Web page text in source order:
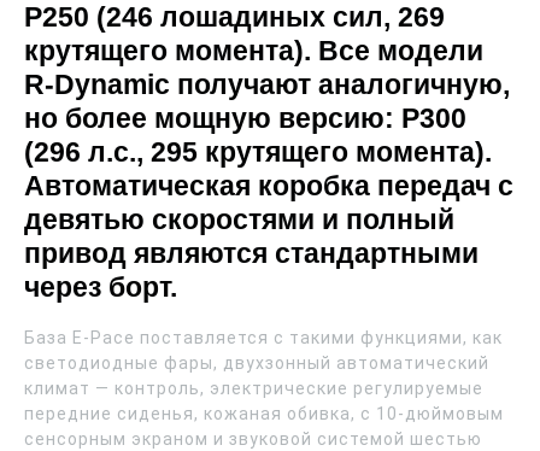
P250 (246 лошадиных сил, 269
крутящего момента). Все модели
R-Dynamic получают аналогичную,
но более мощную версию: P300
(296 л.с., 295 крутящего момента).
Автоматическая коробка передач с
девятью скоростями и полный
привод являются стандартными
через борт.
База E-Pace поставляется с такими функциями, как
светодиодные фары, двухзонный автоматический
климат — контроль, электрические регулируемые
передние сиденья, кожаная обивка, с 10-дюймовым
сенсорным экраном и звуковой системой шестью